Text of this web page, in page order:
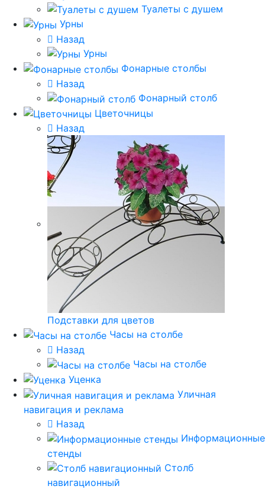
Туалеты с душем
Урны
Назад
Урны
Фонарные столбы
Назад
Фонарный столб
Цветочницы
Назад
Подставки для цветов
Часы на столбе
Назад
Часы на столбе
Уценка
Уличная
навигация и реклама
Назад
Информационные
стенды
Столб
навигационный